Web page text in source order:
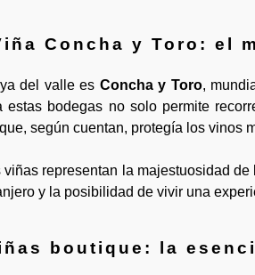
Concha y Toro: el
del valle es Concha y Toro,
estas bodegas no solo permite
según cuentan, protegía los vinos
viñas representan la majestuosidad
y la posibilidad de vivir una
boutique: la